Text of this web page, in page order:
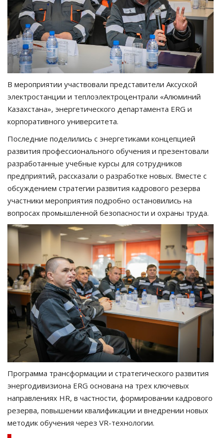
В мероприятии участвовали представители Аксуской
электростанции и теплоэлектроцентрали «Алюминий
Казахстана», энергетического департамента ERG и
корпоративного университета.
Последние поделились с энергетиками концепцией
развития профессионального обучения и презентовали
разработанные учебные курсы для сотрудников
предприятий, рассказали о разработке новых. Вместе с
обсуждением стратегии развития кадрового резерва
участники мероприятия подробно остановились на
вопросах промышленной безопасности и охраны труда.
Программа трансформации и стратегического развития
энергодивизиона ERG основана на трех ключевых
направлениях HR, в частности, формировании кадрового
резерва, повышении квалификации и внедрении новых
методик обучения через VR-технологии.